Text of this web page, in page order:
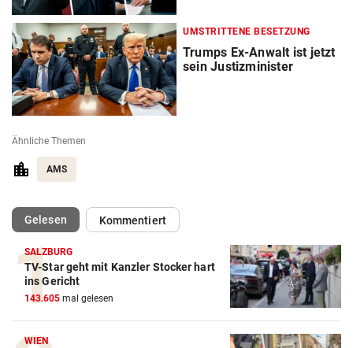
UMSTRITTENE BESETZUNG
Trumps Ex-Anwalt ist jetzt
sein Justizminister
Ähnliche Themen
AMS
Gelesen(ausgewählt)Kommentiert
SALZBURG
TV-Star geht mit Kanzler Stocker hart
ins Gericht
143.605 mal gelesen
WIEN